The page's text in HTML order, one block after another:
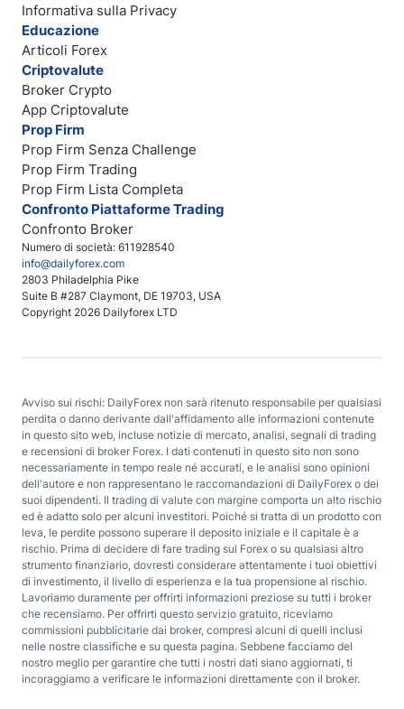
Numero di società: 611928540
info@dailyforex.com
2803 Philadelphia Pike
Suite B #287 Claymont, DE 19703, USA
Copyright 2026 Dailyforex LTD
Informativa sulla Privacy
Educazione
Articoli Forex
Criptovalute
Broker Crypto
App Criptovalute
Prop Firm
Prop Firm Senza Challenge
Prop Firm Trading
Prop Firm Lista Completa
Confronto Piattaforme Trading
Confronto Broker
Avviso sui rischi: DailyForex non sarà ritenuto responsabile per qualsiasi
perdita o danno derivante dall'affidamento alle informazioni contenute
in questo sito web, incluse notizie di mercato, analisi, segnali di trading
e recensioni di broker Forex. I dati contenuti in questo sito non sono
necessariamente in tempo reale né accurati, e le analisi sono opinioni
dell'autore e non rappresentano le raccomandazioni di DailyForex o dei
suoi dipendenti. Il trading di valute con margine comporta un alto rischio
ed è adatto solo per alcuni investitori. Poiché si tratta di un prodotto con
leva, le perdite possono superare il deposito iniziale e il capitale è a
rischio. Prima di decidere di fare trading sul Forex o su qualsiasi altro
strumento finanziario, dovresti considerare attentamente i tuoi obiettivi
di investimento, il livello di esperienza e la tua propensione al rischio.
Lavoriamo duramente per offrirti informazioni preziose su tutti i broker
che recensiamo. Per offrirti questo servizio gratuito, riceviamo
commissioni pubblicitarie dai broker, compresi alcuni di quelli inclusi
nelle nostre classifiche e su questa pagina. Sebbene facciamo del
nostro meglio per garantire che tutti i nostri dati siano aggiornati, ti
incoraggiamo a verificare le informazioni direttamente con il broker.